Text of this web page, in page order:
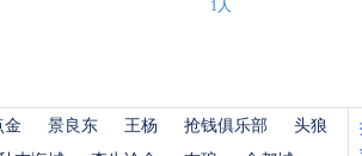
1人
金 景良东 王杨 抢钱俱乐部
头狼